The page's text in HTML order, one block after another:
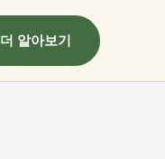
더 알아보기